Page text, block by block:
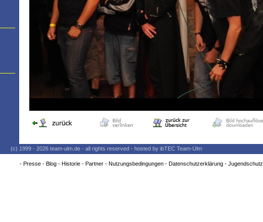
(c) 1999 - 2026 team-ulm.de - all rights reserved - hosted by ibTEC Team-Ulm
- Presse- Blog- Historie- Partner- Nutzungsbedingungen- Datenschutzerklärung- Jugendschutz